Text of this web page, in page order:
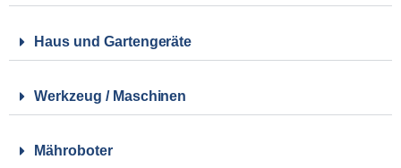
Haus und Gartengeräte
Werkzeug / Maschinen
Mähroboter